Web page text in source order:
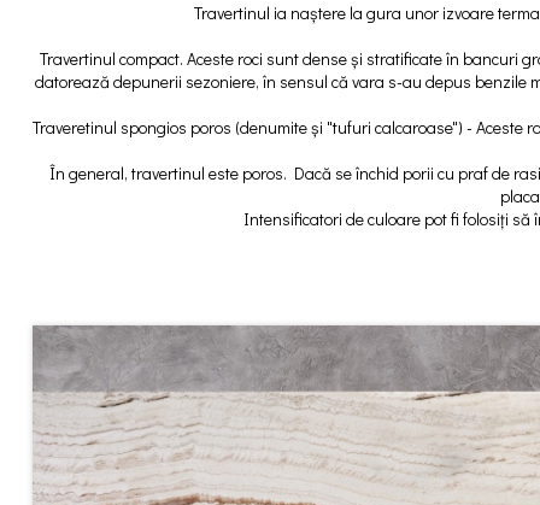
Travertinul ia naștere la gura unor izvoare
Travertinul compact. Aceste roci sunt dense și stratificate în bancuri
datorează depunerii sezoniere, în sensul că vara s-au depus benzile
Traveretinul spongios poros (denumite și "tufuri calcaroase") -
În general, travertinul este poros. Dacă se închid porii cu praf de
Intensificatori de culoare pot fi folosiți